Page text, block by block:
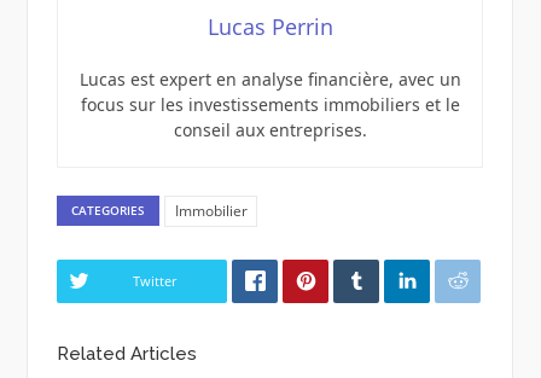
Lucas Perrin
Lucas est expert en analyse financière, avec un
focus sur les investissements immobiliers et le
conseil aux entreprises.
CATEGORIES Immobilier
Twitter
Related Articles